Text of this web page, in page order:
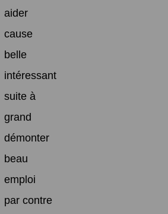
aider
cause
belle
intéressant
suite à
grand
démonter
beau
emploi
par contre